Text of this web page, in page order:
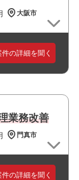
大阪市
件の詳細を聞く
業務改善
門真市
件の詳細を聞く
（As-Is／To-B
知識